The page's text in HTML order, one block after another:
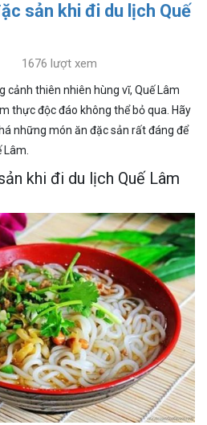
sản khi đi du lịch Quế
1676 lượt xem
cảnh thiên nhiên hùng vĩ, Quế Lâm
thực độc đáo không thể bỏ qua. Hãy
những món ăn đặc sản rất đáng để
khi đi du lịch Quế Lâm